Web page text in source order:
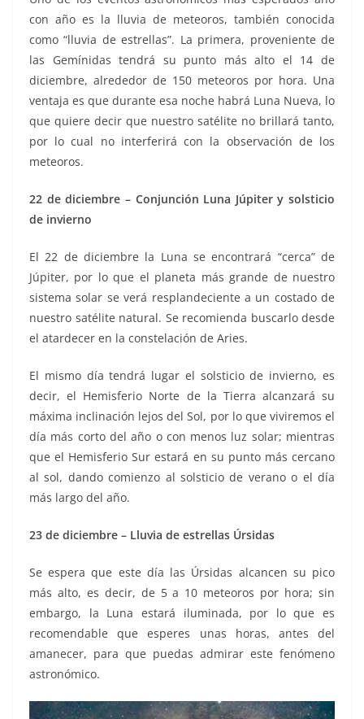
con año es la lluvia de meteoros, también conocida
como “lluvia de estrellas”. La primera, proveniente de
las Gemínidas tendrá su punto más alto el 14 de
diciembre, alrededor de 150 meteoros por hora. Una
ventaja es que durante esa noche habrá Luna Nueva, lo
que quiere decir que nuestro satélite no brillará tanto,
por lo cual no interferirá con la observación de los
meteoros.
22 de diciembre – Conjunción Luna Júpiter y solsticio
de invierno
El 22 de diciembre la Luna se encontrará “cerca” de
Júpiter, por lo que el planeta más grande de nuestro
sistema solar se verá resplandeciente a un costado de
nuestro satélite natural. Se recomienda buscarlo desde
el atardecer en la constelación de Aries.
El mismo día tendrá lugar el solsticio de invierno, es
decir, el Hemisferio Norte de la Tierra alcanzará su
máxima inclinación lejos del Sol, por lo que viviremos el
día más corto del año o con menos luz solar; mientras
que el Hemisferio Sur estará en su punto más cercano
al sol, dando comienzo al solsticio de verano o el día
más largo del año.
23 de diciembre – Lluvia de estrellas Úrsidas
Se espera que este día las Úrsidas alcancen su pico
más alto, es decir, de 5 a 10 meteoros por hora; sin
embargo, la Luna estará iluminada, por lo que es
recomendable que esperes unas horas, antes del
amanecer, para que puedas admirar este fenómeno
astronómico.